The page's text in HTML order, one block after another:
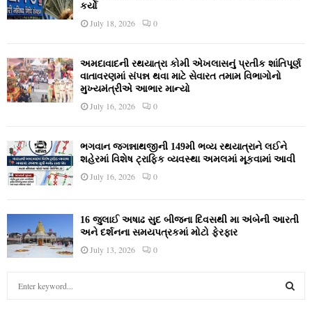
કર્યો
July 18, 2026 0
અમદાવાદની રથયાત્રા કોમી એખલાસનું પ્રતીક શાંતિપૂર્ણ
વાતાવરણમાં સંપન્ન થવા માટે સેવારત તમામ વિભાગોનો
મુખ્યમંત્રીએ આભાર માન્યો
July 16, 2026 0
ભગવાન જગન્નાથજીની 149મી ભવ્ય રથયાત્રાને લઈને
શહેરમાં વિશેષ ટ્રાફિક વ્યવસ્થા અમલમાં મૂકવામાં આવી
July 16, 2026 0
16 જુલાઈ અષાઢ સુદ બીજના દિવસથી મા અંબેની આરતી
અને દર્શનના સમયપત્રકમાં મોટો ફેરફાર
July 13, 2026 0